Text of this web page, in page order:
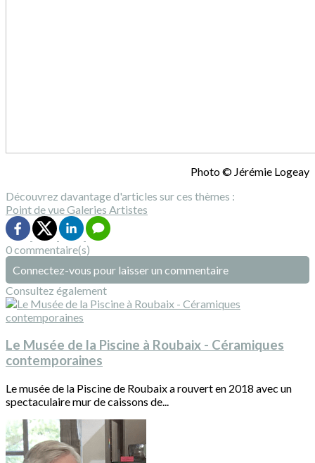
Photo © Jérémie Logeay
Découvrez davantage d'articles sur ces thèmes :
Point de vueGaleries Artistes
0 commentaire(s)
Connectez-vous pour laisser un commentaire
Consultez également
Le Musée de la Piscine à Roubaix - Céramiques
contemporaines
Le musée de la Piscine de Roubaix a rouvert en 2018 avec un
spectaculaire mur de caissons de...